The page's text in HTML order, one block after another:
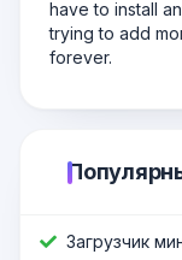
have to install
trying to add
forever.
Загрузчик